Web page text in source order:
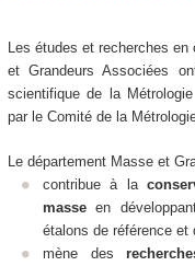
Les études et recherches
et Grandeurs Associées
scientifique de la
par le Comité de la
Le département Masse et
contribue à la
masse en
étalons de référence
mène des